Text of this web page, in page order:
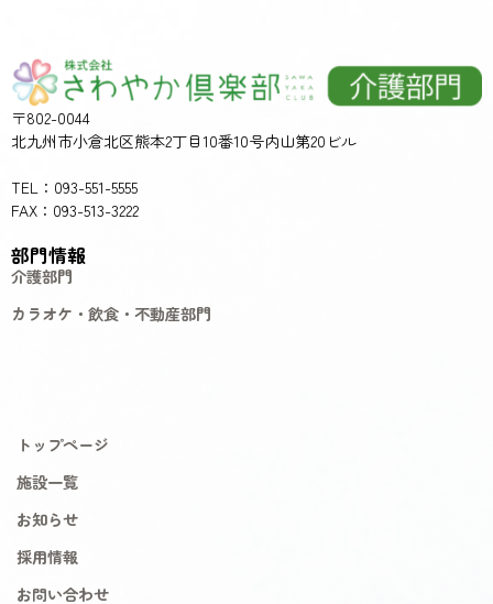
〒802-0044
北九州市小倉北区熊本2丁目10番10号内山第20ビル
TEL：093-551-5555
FAX：093-513-3222
部門情報
介護部門
カラオケ・飲食・不動産部門
トップページ
施設一覧
お知らせ
採用情報
お問い合わせ